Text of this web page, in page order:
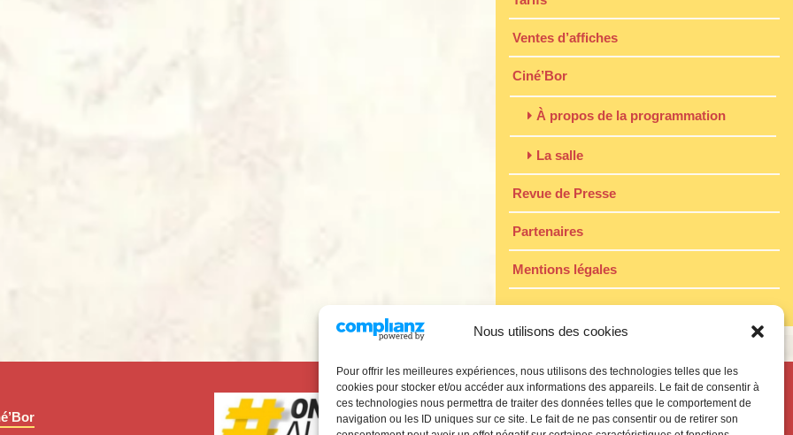
Nous utilisons des cookies
Pour offrir les meilleures expériences, nous utilisons des technologies telles que les
cookies pour stocker et/ou accéder aux informations des appareils. Le fait de consentir à
ces technologies nous permettra de traiter des données telles que le comportement de
navigation ou les ID uniques sur ce site. Le fait de ne pas consentir ou de retirer son
Ventes d’affiches
Ciné’Bor
À propos de la programmation
La salle
Revue de Presse
Partenaires
Mentions légales